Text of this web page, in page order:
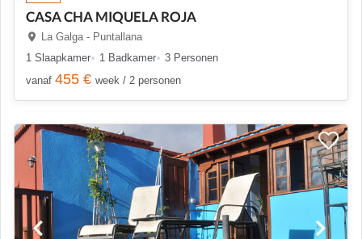
CASA CHA MIQUELA ROJA
La Galga - Puntallana
1 Slaapkamer
1 Badkamer
3 Personen
vanaf 455 € week / 2 personen